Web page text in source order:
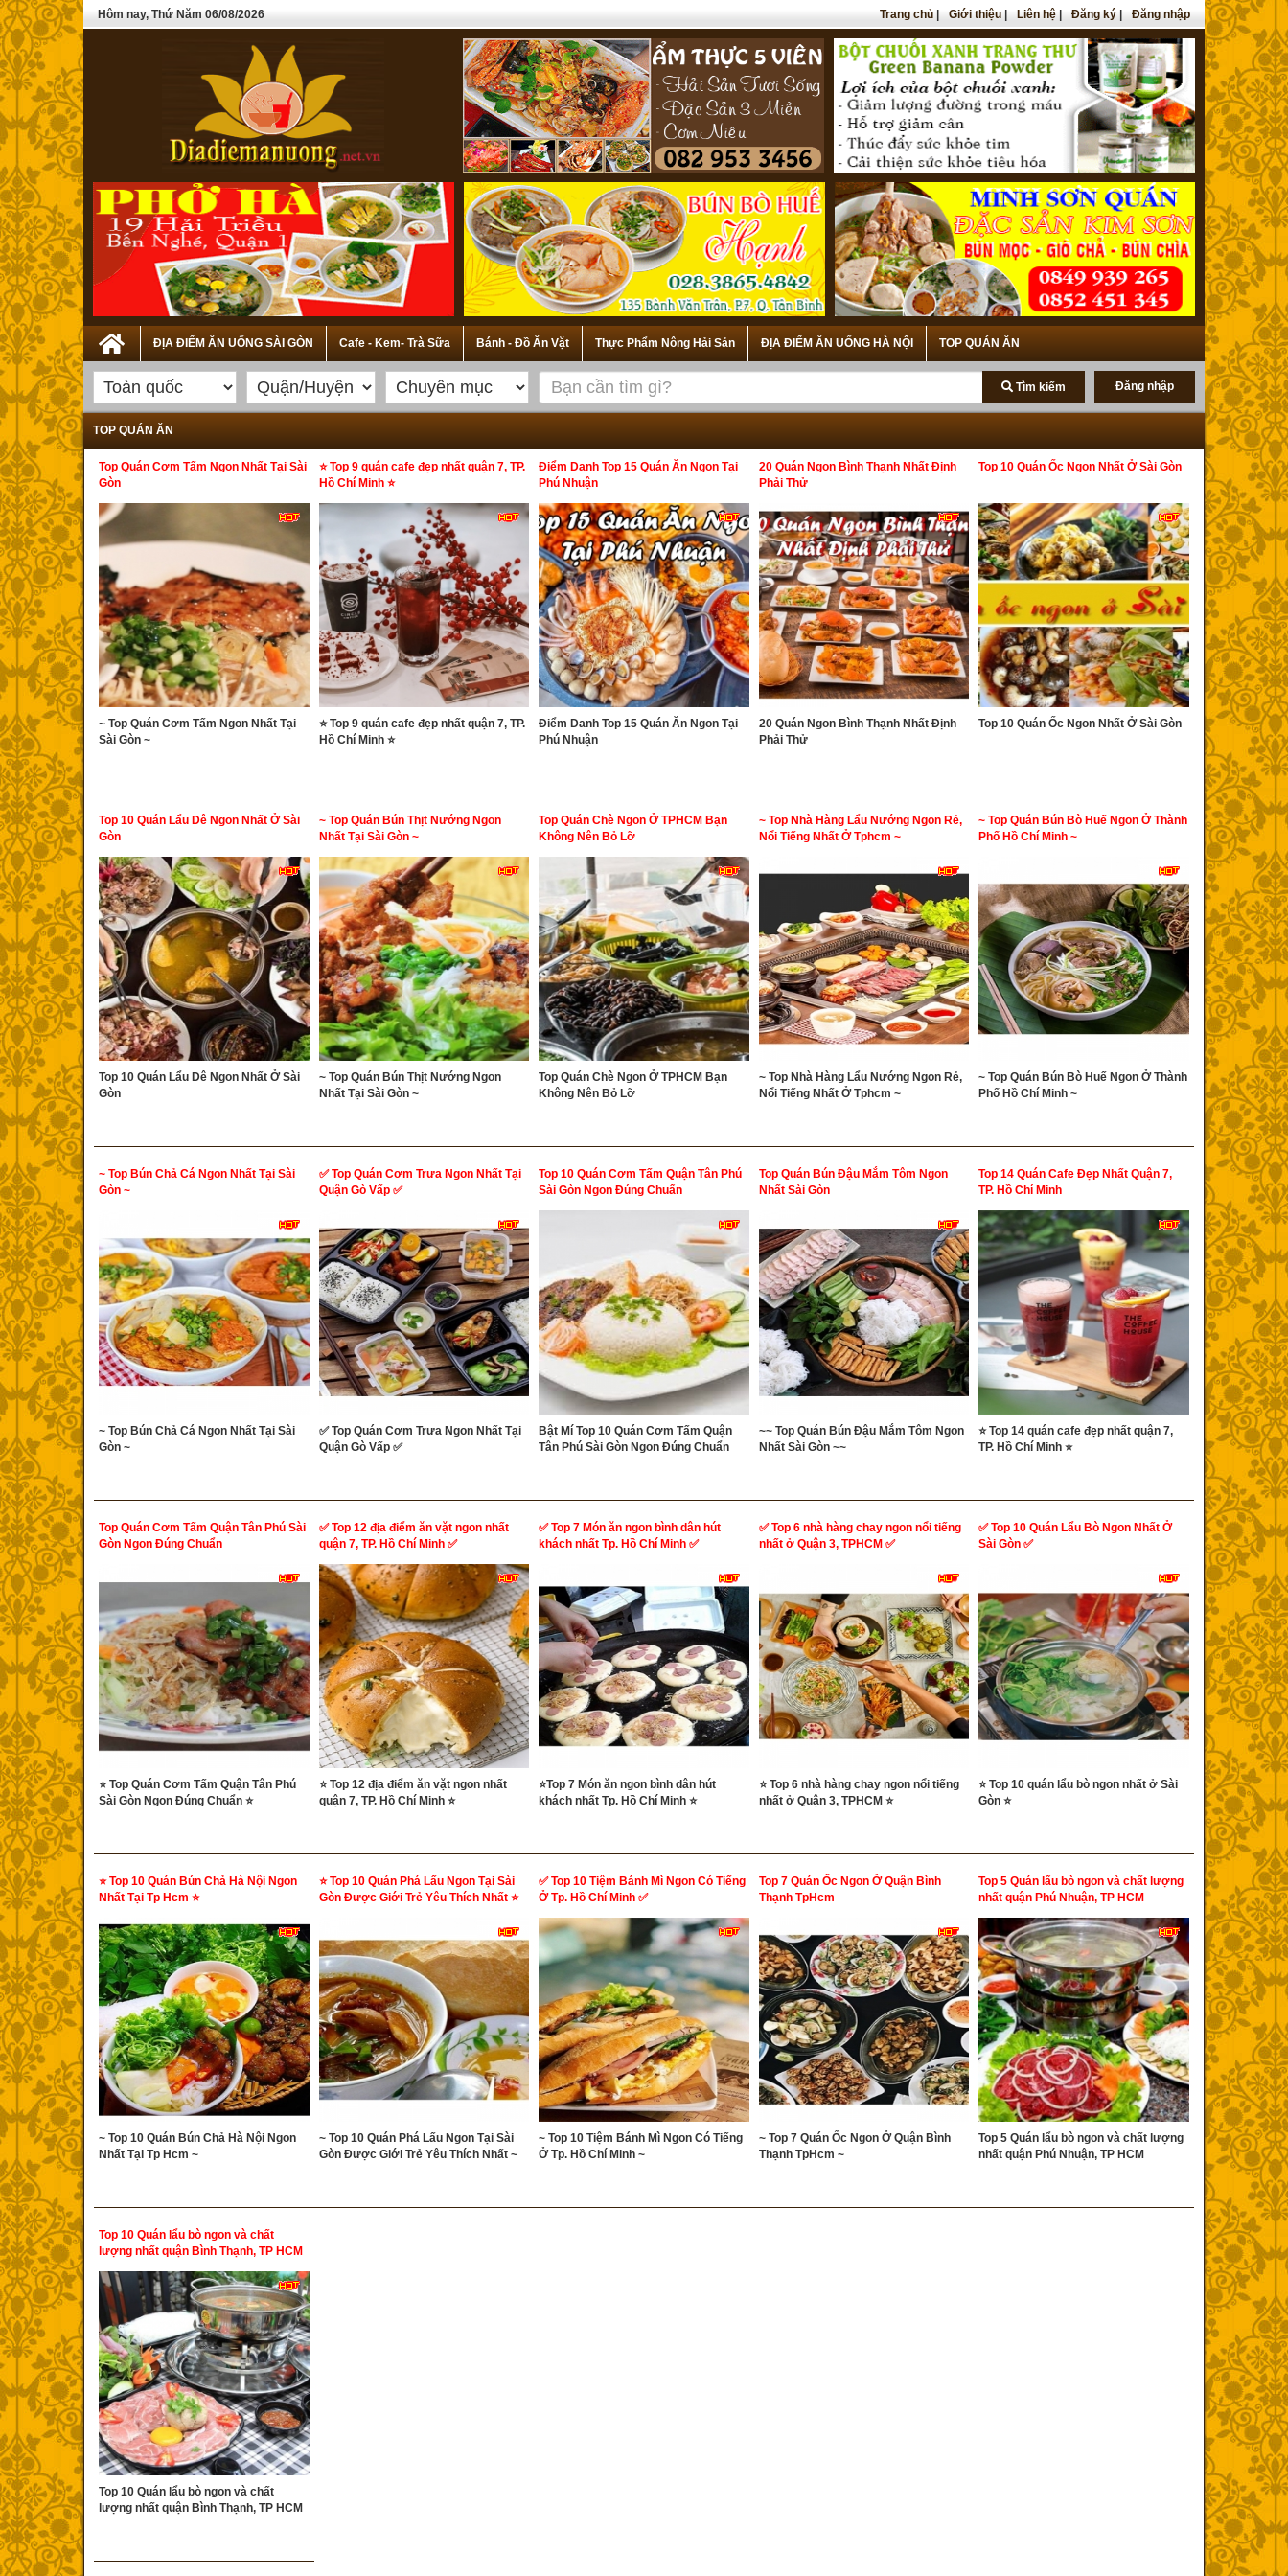
Hôm nay, Thứ Năm 06/08/2026 Trang chủ Giới thiệu Liên hệ Đăng ký Đăng nhập
ĐỊA ĐIỂM ĂN UỐNG SÀI GÒN Cafe - Kem- Trà Sữa Bánh - Đồ Ăn Vặt Thực Phẩm Nông Hải Sản ĐỊA ĐIỂM ĂN UỐNG HÀ NỘI TOP QUÁN ĂN
Tìm kiếm Đăng nhập
TOP QUÁN ĂN
Top Quán Cơm Tấm Ngon Nhất Tại Sài
Gòn
~ Top Quán Cơm Tấm Ngon Nhất Tại
Sài Gòn ~
⭐ Top 9 quán cafe đẹp nhất quận 7, TP.
Hồ Chí Minh ⭐
⭐ Top 9 quán cafe đẹp nhất quận 7, TP.
Hồ Chí Minh ⭐
Điểm Danh Top 15 Quán Ăn Ngon Tại
Phú Nhuận
Điểm Danh Top 15 Quán Ăn Ngon Tại
Phú Nhuận
20 Quán Ngon Bình Thạnh Nhất Định
Phải Thử
20 Quán Ngon Bình Thạnh Nhất Định
Phải Thử
Top 10 Quán Ốc Ngon Nhất Ở Sài Gòn
Top 10 Quán Ốc Ngon Nhất Ở Sài Gòn
Top 10 Quán Lẩu Dê Ngon Nhất Ở Sài
Gòn
Top 10 Quán Lẩu Dê Ngon Nhất Ở Sài
Gòn
~ Top Quán Bún Thịt Nướng Ngon
Nhất Tại Sài Gòn ~
~ Top Quán Bún Thịt Nướng Ngon
Nhất Tại Sài Gòn ~
Top Quán Chè Ngon Ở TPHCM Bạn
Không Nên Bỏ Lỡ
Top Quán Chè Ngon Ở TPHCM Bạn
Không Nên Bỏ Lỡ
~ Top Nhà Hàng Lẩu Nướng Ngon Rẻ,
Nổi Tiếng Nhất Ở Tphcm ~
~ Top Nhà Hàng Lẩu Nướng Ngon Rẻ,
Nổi Tiếng Nhất Ở Tphcm ~
~ Top Quán Bún Bò Huế Ngon Ở Thành
Phố Hồ Chí Minh ~
~ Top Quán Bún Bò Huế Ngon Ở Thành
Phố Hồ Chí Minh ~
~ Top Bún Chả Cá Ngon Nhất Tại Sài
Gòn ~
~ Top Bún Chả Cá Ngon Nhất Tại Sài
Gòn ~
✅ Top Quán Cơm Trưa Ngon Nhất Tại
Quận Gò Vấp ✅
✅ Top Quán Cơm Trưa Ngon Nhất Tại
Quận Gò Vấp ✅
Top 10 Quán Cơm Tấm Quận Tân Phú
Sài Gòn Ngon Đúng Chuẩn
Bật Mí Top 10 Quán Cơm Tấm Quận
Tân Phú Sài Gòn Ngon Đúng Chuẩn
Top Quán Bún Đậu Mắm Tôm Ngon
Nhất Sài Gòn
~~ Top Quán Bún Đậu Mắm Tôm Ngon
Nhất Sài Gòn ~~
Top 14 Quán Cafe Đẹp Nhất Quận 7,
TP. Hồ Chí Minh
⭐ Top 14 quán cafe đẹp nhất quận 7,
TP. Hồ Chí Minh ⭐
Top Quán Cơm Tấm Quận Tân Phú Sài
Gòn Ngon Đúng Chuẩn
⭐ Top Quán Cơm Tấm Quận Tân Phú
Sài Gòn Ngon Đúng Chuẩn ⭐
✅ Top 12 địa điểm ăn vặt ngon nhất
quận 7, TP. Hồ Chí Minh ✅
⭐ Top 12 địa điểm ăn vặt ngon nhất
quận 7, TP. Hồ Chí Minh ⭐
✅ Top 7 Món ăn ngon bình dân hút
khách nhất Tp. Hồ Chí Minh ✅
⭐Top 7 Món ăn ngon bình dân hút
khách nhất Tp. Hồ Chí Minh ⭐
✅ Top 6 nhà hàng chay ngon nổi tiếng
nhất ở Quận 3, TPHCM ✅
⭐ Top 6 nhà hàng chay ngon nổi tiếng
nhất ở Quận 3, TPHCM ⭐
✅ Top 10 Quán Lẩu Bò Ngon Nhất Ở
Sài Gòn ✅
⭐ Top 10 quán lẩu bò ngon nhất ở Sài
Gòn ⭐
⭐ Top 10 Quán Bún Chả Hà Nội Ngon
Nhất Tại Tp Hcm ⭐
~ Top 10 Quán Bún Chả Hà Nội Ngon
Nhất Tại Tp Hcm ~
⭐ Top 10 Quán Phá Lấu Ngon Tại Sài
Gòn Được Giới Trẻ Yêu Thích Nhất ⭐
~ Top 10 Quán Phá Lấu Ngon Tại Sài
Gòn Được Giới Trẻ Yêu Thích Nhất ~
✅ Top 10 Tiệm Bánh Mì Ngon Có Tiếng
Ở Tp. Hồ Chí Minh ✅
~ Top 10 Tiệm Bánh Mì Ngon Có Tiếng
Ở Tp. Hồ Chí Minh ~
Top 7 Quán Ốc Ngon Ở Quận Bình
Thạnh TpHcm
~ Top 7 Quán Ốc Ngon Ở Quận Bình
Thạnh TpHcm ~
Top 5 Quán lẩu bò ngon và chất lượng
nhất quận Phú Nhuận, TP HCM
Top 5 Quán lẩu bò ngon và chất lượng
nhất quận Phú Nhuận, TP HCM
Top 10 Quán lẩu bò ngon và chất
lượng nhất quận Bình Thạnh, TP HCM
Top 10 Quán lẩu bò ngon và chất
lượng nhất quận Bình Thạnh, TP HCM